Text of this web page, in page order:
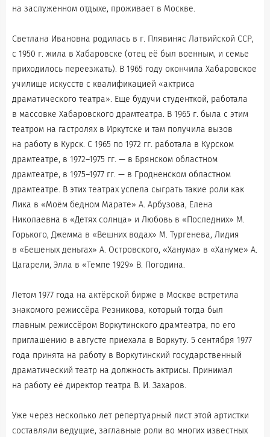
на заслуженном отдыхе, проживает в Москве.
Светлана Ивановна родилась в г. Плявиняс Латвийской ССР,
с 1950 г. жила в Хабаровске (отец её был военным, и семье
приходилось переезжать). В 1965 году окончила Хабаровское
училище искусств с квалификацией «актриса
драматического театра». Еще будучи студенткой, работала
в массовке Хабаровского драмтеатра. В 1965 г. была с этим
театром на гастролях в Иркутске и там получила вызов
на работу в Курск. С 1965 по 1972 гг. работала в Курском
драмтеатре, в 1972–1975 гг. — в Брянском областном
драмтеатре, в 1975–1977 гг. — в Гродненском областном
драмтеатре. В этих театрах успела сыграть такие роли как
Лика в «Моём бедном Марате» А. Арбузова, Елена
Николаевна в «Детях солнца» и Любовь в «Последних» М.
Горького, Джемма в «Вешних водах» М. Тургенева, Лидия
в «Бешеных деньгах» А. Островского, «Ханума» в «Хануме» А.
Цагарели, Элла в «Темпе 1929» В. Погодина.
Летом 1977 года на актёрской бирже в Москве встретила
знакомого режиссёра Резникова, который тогда был
главным режиссёром Воркутинского драмтеатра, по его
приглашению в августе приехала в Воркуту. 5 сентября 1977
года принята на работу в Воркутинский государственный
драматический театр на должность актрисы. Принимал
на работу её директор театра В. И. Захаров.
Уже через несколько лет репертуарный лист этой артистки
составляли ведущие, заглавные роли во многих известных